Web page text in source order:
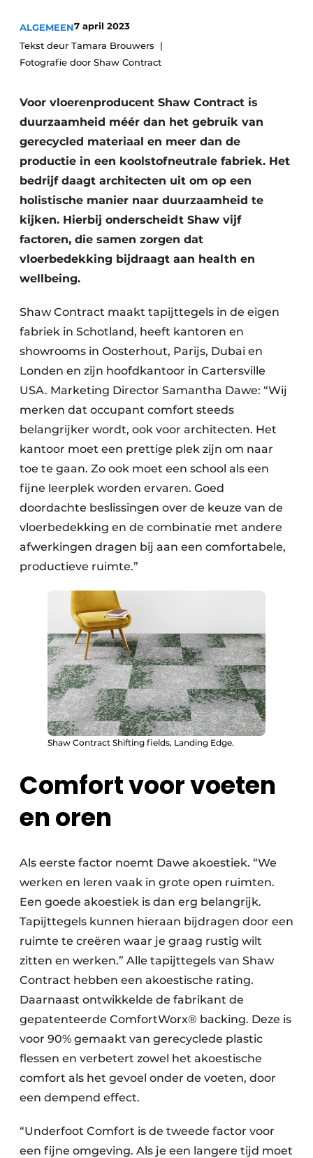
ALGEMEEN7 april 2023
Tekst deur Tamara Brouwers
Fotografie door Shaw Contract
Voor vloerenproducent Shaw Contract is
duurzaamheid méér dan het gebruik van
gerecycled materiaal en meer dan de
productie in een koolstofneutrale fabriek. Het
bedrijf daagt architecten uit om op een
holistische manier naar duurzaamheid te
kijken. Hierbij onderscheidt Shaw vijf
factoren, die samen zorgen dat
vloerbedekking bijdraagt aan health en
wellbeing.
Shaw Contract maakt tapijttegels in de eigen
fabriek in Schotland, heeft kantoren en
showrooms in Oosterhout, Parijs, Dubai en
Londen en zijn hoofdkantoor in Cartersville
USA. Marketing Director Samantha Dawe: “Wij
merken dat occupant comfort steeds
belangrijker wordt, ook voor architecten. Het
kantoor moet een prettige plek zijn om naar
toe te gaan. Zo ook moet een school als een
fijne leerplek worden ervaren. Goed
doordachte beslissingen over de keuze van de
vloerbedekking en de combinatie met andere
afwerkingen dragen bij aan een comfortabele,
productieve ruimte.”
Shaw Contract Shifting fields, Landing Edge.
Comfort voor voeten
en oren
Als eerste factor noemt Dawe akoestiek. “We
werken en leren vaak in grote open ruimten.
Een goede akoestiek is dan erg belangrijk.
Tapijttegels kunnen hieraan bijdragen door een
ruimte te creëren waar je graag rustig wilt
zitten en werken.” Alle tapijttegels van Shaw
Contract hebben een akoestische rating.
Daarnaast ontwikkelde de fabrikant de
gepatenteerde ComfortWorx® backing. Deze is
voor 90% gemaakt van gerecyclede plastic
flessen en verbetert zowel het akoestische
comfort als het gevoel onder de voeten, door
een dempend effect.
“Underfoot Comfort is de tweede factor voor
een fijne omgeving. Als je een langere tijd moet